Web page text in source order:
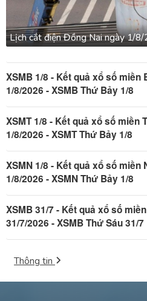
Lịch cắt điện Đồng Nai ngày 1/
XSMB 1/8 - Kết quả xổ số miền
1/8/2026 - XSMB Thứ Bảy 1/8
XSMT 1/8 - Kết quả xổ số miền
1/8/2026 - XSMT Thứ Bảy 1/8
XSMN 1/8 - Kết quả xổ số miền
1/8/2026 - XSMN Thứ Bảy 1/8
XSMB 31/7 - Kết quả xổ số
31/7/2026 - XSMB Thứ Sáu 31/7
Thông tin